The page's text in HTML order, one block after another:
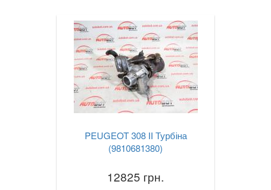
PEUGEOT 308 II Турбіна
(9810681380)
12825 грн.